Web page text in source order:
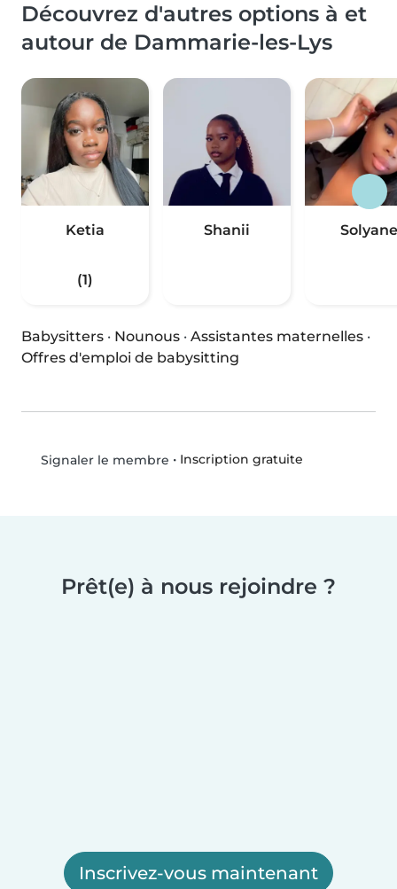
Découvrez d'autres options à et
autour de Dammarie-les-Lys
Ketia
(1)
Shanii Solyane
Babysitters · Nounous · Assistantes maternelles ·
Offres d'emploi de babysitting
Signaler le membre • Inscription gratuite
Prêt(e) à nous rejoindre ?
Inscrivez-vous maintenant